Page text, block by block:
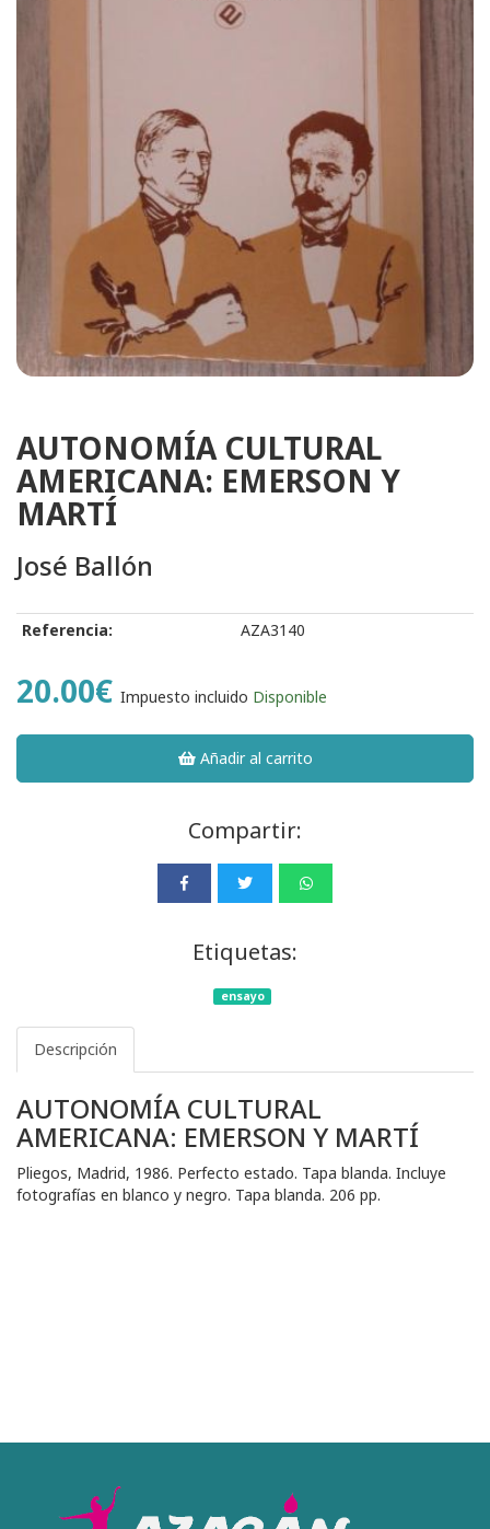
AUTONOMÍA CULTURAL
AMERICANA: EMERSON Y
MARTÍ
José Ballón
Referencia: AZA3140
20.00€ Impuesto incluido Disponible
Añadir al carrito
Compartir:
Etiquetas:
ensayo
Descripción
AUTONOMÍA CULTURAL
AMERICANA: EMERSON Y MARTÍ
Pliegos, Madrid, 1986. Perfecto estado. Tapa blanda. Incluye
fotografías en blanco y negro. Tapa blanda. 206 pp.